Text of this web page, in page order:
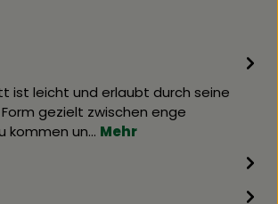
ist leicht und erlaubt durch seine
gezielt zwischen enge
kommen un… Mehr